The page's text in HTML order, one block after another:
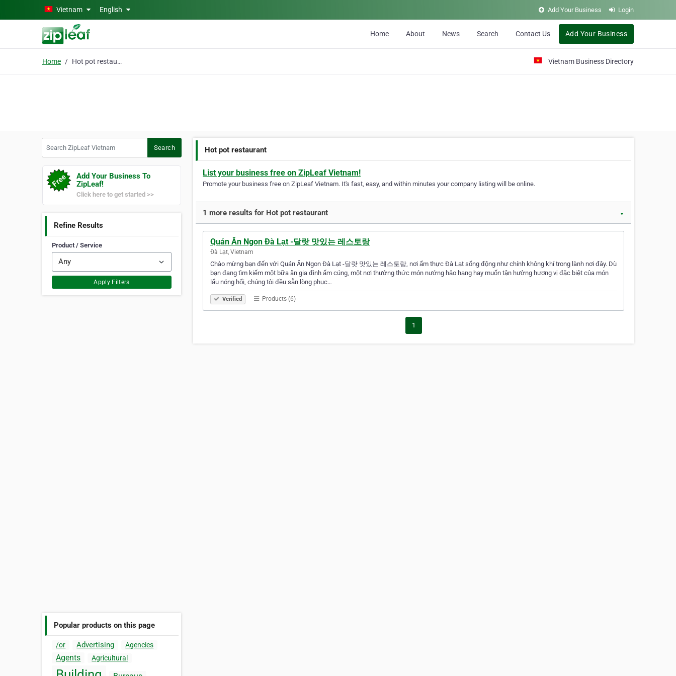
Skip to main contentVietnam English Add Your Business Login
Home About News Search Contact Us Add Your Business
Home Hot pot restaurant Vietnam Business Directory
Search
Add Your Business To
ZipLeaf!
Click here to get started >>
Refine Results
Product / Service
Apply Filters
Popular products on this page
/or Advertising Agencies
Agents Agricultural
Hot pot restaurant
List your business free on ZipLeaf Vietnam!
Promote your business free on ZipLeaf Vietnam. It's fast, easy, and within minutes your company listing will be online.
1 more results for Hot pot restaurant ▼
Quán Ăn Ngon Đà Lạt -달랏 맛있는 레스토랑
Đà Lạt, Vietnam
Chào mừng bạn đến với Quán Ăn Ngon Đà Lạt -달랏 맛있는 레스토랑, nơi ẩm thực Đà Lạt sống động như chính không khí trong lành nơi đây. Dù
bạn đang tìm kiếm một bữa ăn gia đình ấm cúng, một nơi thưởng thức món nướng hảo hạng hay muốn tận hưởng hương vị đặc biệt của món
lẩu nóng hổi, chúng tôi đều sẵn lòng phục…
Verified Products (6)
1